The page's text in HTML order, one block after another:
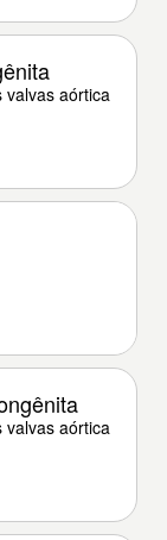
valvas aórtica
valvas aórtica